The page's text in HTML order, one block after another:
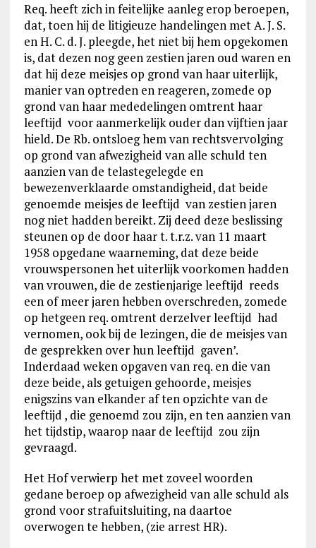
Req. heeft zich in feitelijke aanleg erop beroepen,
dat, toen hij de litigieuze handelingen met A. J. S.
en H. C. d. J. pleegde, het niet bij hem opgekomen
is, dat dezen nog geen zestien jaren oud waren en
dat hij deze meisjes op grond van haar uiterlijk,
manier van optreden en reageren, zomede op
grond van haar mededelingen omtrent haar
leeftijd voor aanmerkelijk ouder dan vijftien jaar
hield. De Rb. ontsloeg hem van rechtsvervolging
op grond van afwezigheid van alle schuld ten
aanzien van de telastegelegde en
bewezenverklaarde omstandigheid, dat beide
genoemde meisjes de leeftijd van zestien jaren
nog niet hadden bereikt. Zij deed deze beslissing
steunen op de door haar t. t.r.z. van 11 maart
1958 opgedane waarneming, dat deze beide
vrouwspersonen het uiterlijk voorkomen hadden
van vrouwen, die de zestienjarige leeftijd reeds
een of meer jaren hebben overschreden, zomede
op hetgeen req. omtrent derzelver leeftijd had
vernomen, ook bij de lezingen, die de meisjes van
de gesprekken over hun leeftijd gaven’.
Inderdaad weken opgaven van req. en die van
deze beide, als getuigen gehoorde, meisjes
enigszins van elkander af ten opzichte van de
leeftijd , die genoemd zou zijn, en ten aanzien van
het tijdstip, waarop naar de leeftijd zou zijn
gevraagd.
Het Hof verwierp het met zoveel woorden
gedane beroep op afwezigheid van alle schuld als
grond voor strafuitsluiting, na daartoe
overwogen te hebben, (zie arrest HR).